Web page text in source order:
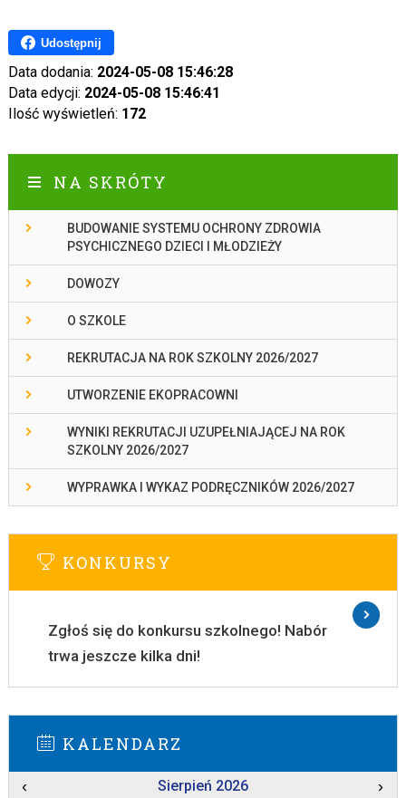
Udostępnij
Data dodania: 2024-05-08 15:46:28
Data edycji: 2024-05-08 15:46:41
Ilość wyświetleń: 172
NA SKRÓTY
BUDOWANIE SYSTEMU OCHRONY ZDROWIA
PSYCHICZNEGO DZIECI I MŁODZIEŻY
DOWOZY
O SZKOLE
REKRUTACJA NA ROK SZKOLNY 2026/2027
UTWORZENIE EKOPRACOWNI
WYNIKI REKRUTACJI UZUPEŁNIAJĄCEJ NA ROK
SZKOLNY 2026/2027
WYPRAWKA I WYKAZ PODRĘCZNIKÓW 2026/2027
KONKURSY
Zgłoś się do konkursu szkolnego! Nabór
trwa jeszcze kilka dni!
KALENDARZ
‹ Sierpień 2026 ›